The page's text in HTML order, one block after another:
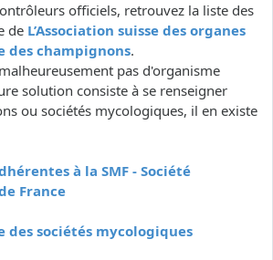
officiels, retrouvez la liste des
de L’Association suisse des organes
des champignons.
pas d'organisme
solution consiste à se renseigner
ou sociétés mycologiques, il en existe
à la SMF - Société
France
des sociétés mycologiques